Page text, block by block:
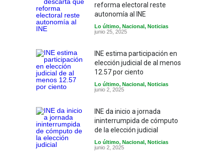
reforma electoral reste
autonomía al INE
Lo último, Nacional, Noticias
junio 25, 2025
INE estima participación en
elección judicial de al menos
12.57 por ciento
Lo último, Nacional, Noticias
junio 2, 2025
INE da inicio a jornada
ininterrumpida de cómputo
de la elección judicial
Lo último, Nacional, Noticias
junio 2, 2025